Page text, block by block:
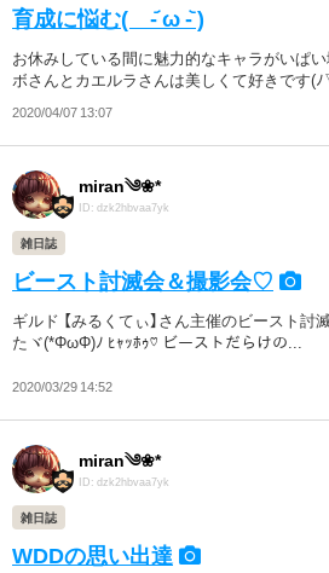
育成に悩む( -᷄ ω -᷅ )
お休みしている間に魅力的なキャラがいぱい
ボさんとカエルラさんは美しくて好きです(
2020/04/07 13:07
miran༄❀*
ID: dzk2hbvaa7yk
雑日誌
ビースト討滅会＆撮影会♡
ギルド 【みるくてぃ】さん主催のビースト討
たヾ(*ΦωΦ)ﾉ ﾋｬｯﾎｩ♡ ビーストだらけの...
2020/03/29 14:52
miran༄❀*
ID: dzk2hbvaa7yk
雑日誌
WDDの思い出達